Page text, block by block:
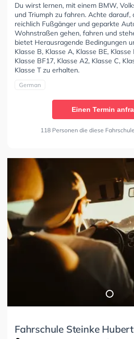
Du wirst lernen, mit einem BMW,
und Triumph zu fahren. Achte darauf,
reichlich Fußgänger und geparkte
Wohnstraßen gehen, fahren und
bietet Herausragende Bedingungen
Klasse B, Klasse A, Klasse BE,
Klasse BF17, Klasse A2, Klasse C,
Klasse T zu erhalten.
German
Einen Termin
118 Personen die diese
Fahrschule Steinke